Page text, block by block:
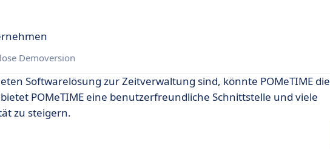
Demoversion
Softwarelösung zur Zeitverwaltung sind, könnte POMeTIME die
POMeTIME eine benutzerfreundliche Schnittstelle und viele
zu steigern.